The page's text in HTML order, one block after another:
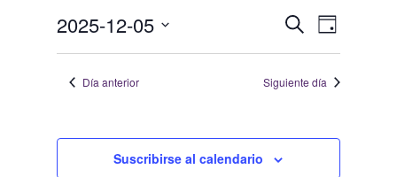
diciembre,
2025 de
y
de
Eventos
Buscar
de
vistas
de
Día
2025-12-05
fecha.Día anterior Siguiente día
Suscribirse al calendario